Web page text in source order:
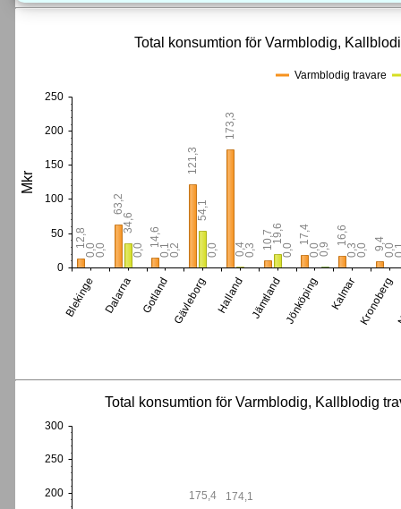
Blekinge Dalarna Gotland Gävleborg Halland Jämtland Jönköping Kalmar Kronoberg
0
50
100
150
200
250
Mkr
12,8
0,00,0
63,2
34,6
0,0
14,6
0,10,2
121,3
54,1
0,0
173,3
0,40,3 10,719,6
0,0
17,4
0,00,9
16,6
0,30,0 9,40,0
Total konsumtion för Varmblodig,
Varmblodig travare
200
250
300
175,4 174,1
Total konsumtion för Varmblodig, Kallblodig